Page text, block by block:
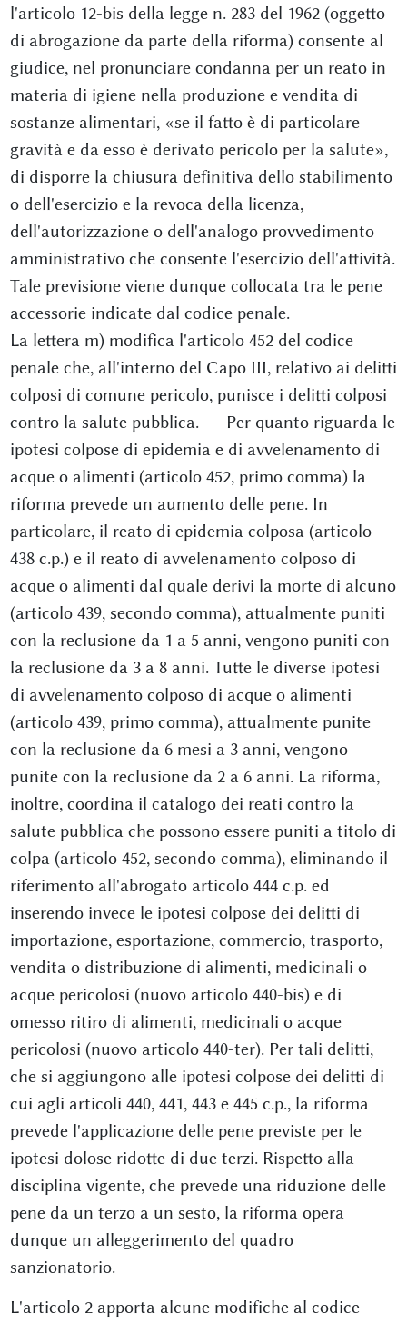
l'articolo 12-bis della legge n. 283 del 1962 (oggetto
di abrogazione da parte della riforma) consente al
giudice, nel pronunciare condanna per un reato in
materia di igiene nella produzione e vendita di
sostanze alimentari, «se il fatto è di particolare
gravità e da esso è derivato pericolo per la salute»,
di disporre la chiusura definitiva dello stabilimento
o dell'esercizio e la revoca della licenza,
dell'autorizzazione o dell'analogo provvedimento
amministrativo che consente l'esercizio dell'attività.
Tale previsione viene dunque collocata tra le pene
accessorie indicate dal codice penale.
La lettera m) modifica l'articolo 452 del codice
penale che, all'interno del Capo III, relativo ai delitti
colposi di comune pericolo, punisce i delitti colposi
contro la salute pubblica. Per quanto riguarda le
ipotesi colpose di epidemia e di avvelenamento di
acque o alimenti (articolo 452, primo comma) la
riforma prevede un aumento delle pene. In
particolare, il reato di epidemia colposa (articolo
438 c.p.) e il reato di avvelenamento colposo di
acque o alimenti dal quale derivi la morte di alcuno
(articolo 439, secondo comma), attualmente puniti
con la reclusione da 1 a 5 anni, vengono puniti con
la reclusione da 3 a 8 anni. Tutte le diverse ipotesi
di avvelenamento colposo di acque o alimenti
(articolo 439, primo comma), attualmente punite
con la reclusione da 6 mesi a 3 anni, vengono
punite con la reclusione da 2 a 6 anni. La riforma,
inoltre, coordina il catalogo dei reati contro la
salute pubblica che possono essere puniti a titolo di
colpa (articolo 452, secondo comma), eliminando il
riferimento all'abrogato articolo 444 c.p. ed
inserendo invece le ipotesi colpose dei delitti di
importazione, esportazione, commercio, trasporto,
vendita o distribuzione di alimenti, medicinali o
acque pericolosi (nuovo articolo 440-bis) e di
omesso ritiro di alimenti, medicinali o acque
pericolosi (nuovo articolo 440-ter). Per tali delitti,
che si aggiungono alle ipotesi colpose dei delitti di
cui agli articoli 440, 441, 443 e 445 c.p., la riforma
prevede l'applicazione delle pene previste per le
ipotesi dolose ridotte di due terzi. Rispetto alla
disciplina vigente, che prevede una riduzione delle
pene da un terzo a un sesto, la riforma opera
dunque un alleggerimento del quadro
sanzionatorio.
L'articolo 2 apporta alcune modifiche al codice